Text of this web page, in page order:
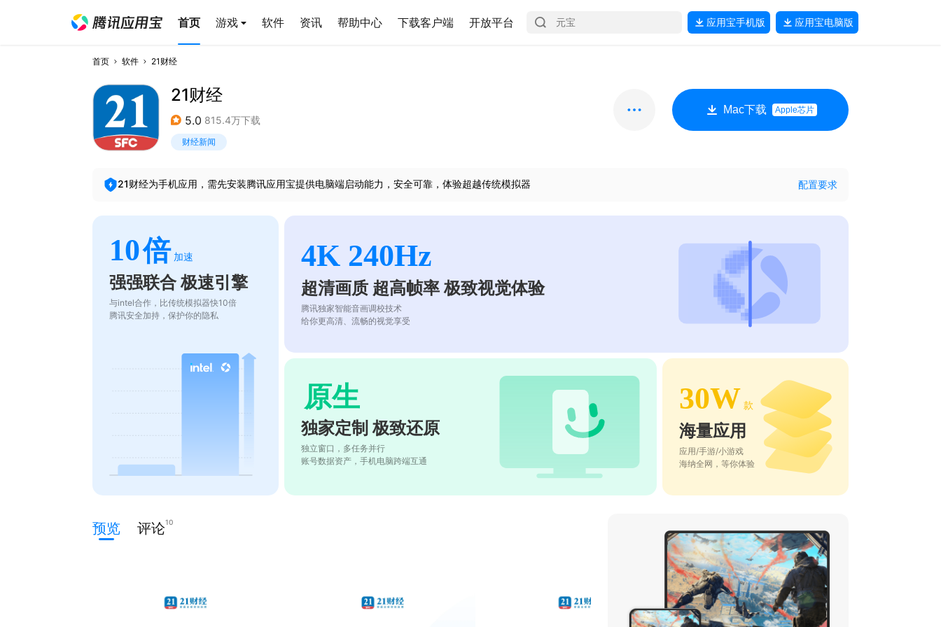
首页 游戏 软件 资讯 帮助中心 下载客户端 开放平台 应用宝手机版 应用宝电脑版
首页 软件 21财经
21财经
5.0 815.4万下载
财经新闻
Mac下载 Apple芯片
21财经为手机应用，需先安装腾讯应用宝提供电脑端启动能力，安全可靠，体验超越传统模拟器 配置要求
10倍 加速
强强联合 极速引擎
与intel合作，比传统模拟器快10倍
腾讯安全加持，保护你的隐私
4K 240Hz
超清画质 超高帧率 极致视觉体验
腾讯独家智能音画调校技术
给你更高清、流畅的视觉享受
原生
独家定制 极致还原
独立窗口，多任务并行
账号数据资产，手机电脑跨端互通
30W 款
海量应用
应用/手游/小游戏
海纳全网，等你体验
预览 评论10